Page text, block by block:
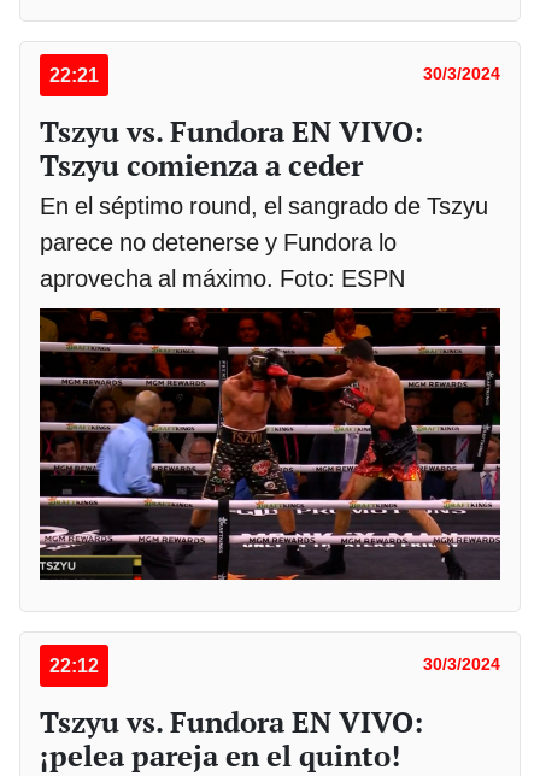
22:21 30/3/2024
Tszyu vs. Fundora EN VIVO:
Tszyu comienza a ceder
En el séptimo round, el sangrado de Tszyu
parece no detenerse y Fundora lo
aprovecha al máximo. Foto: ESPN
22:12 30/3/2024
Tszyu vs. Fundora EN VIVO:
¡pelea pareja en el quinto!